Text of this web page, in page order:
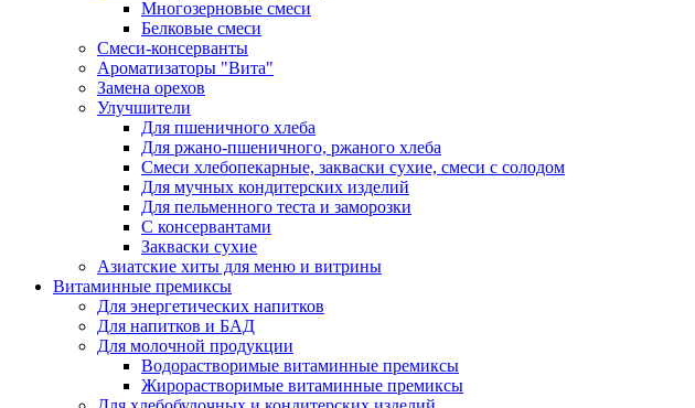
Многозерновые смеси
Белковые смеси
Смеси-консерванты
Ароматизаторы "Вита"
Замена орехов
Улучшители
Для пшеничного хлеба
Для ржано-пшеничного, ржаного хлеба
Смеси хлебопекарные, закваски сухие, смеси с солодом
Для мучных кондитерских изделий
Для пельменного теста и заморозки
С консервантами
Закваски сухие
Азиатские хиты для меню и витрины
Витаминные премиксы
Для энергетических напитков
Для напитков и БАД
Для молочной продукции
Водорастворимые витаминные премиксы
Жирорастворимые витаминные премиксы